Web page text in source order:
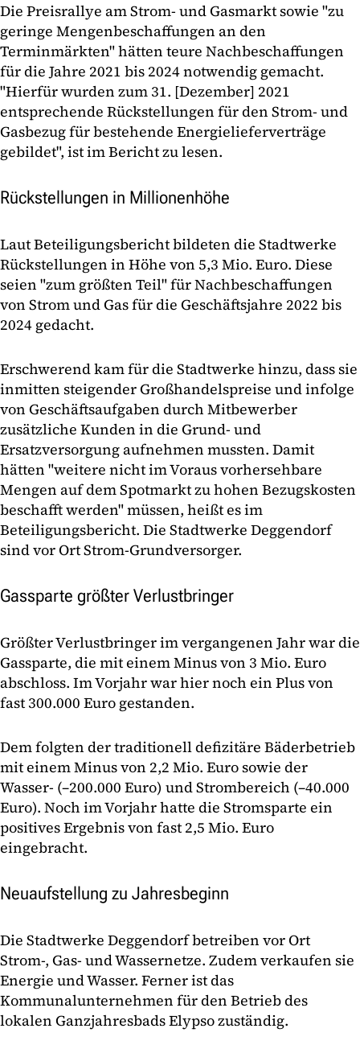
Die Preisrallye am Strom- und Gasmarkt sowie "zu
geringe Mengenbeschaffungen an den
Terminmärkten" hätten teure Nachbeschaffungen
für die Jahre 2021 bis 2024 notwendig gemacht.
"Hierfür wurden zum 31. [Dezember] 2021
entsprechende Rückstellungen für den Strom- und
Gasbezug für bestehende Energielieferverträge
gebildet", ist im Bericht zu lesen.
Rückstellungen in Millionenhöhe
Laut Beteiligungsbericht bildeten die Stadtwerke
Rückstellungen in Höhe von 5,3 Mio. Euro. Diese
seien "zum größten Teil" für Nachbeschaffungen
von Strom und Gas für die Geschäftsjahre 2022 bis
2024 gedacht.
Erschwerend kam für die Stadtwerke hinzu, dass sie
inmitten steigender Großhandelspreise und infolge
von Geschäftsaufgaben durch Mitbewerber
zusätzliche Kunden in die Grund- und
Ersatzversorgung aufnehmen mussten. Damit
hätten "weitere nicht im Voraus vorhersehbare
Mengen auf dem Spotmarkt zu hohen Bezugskosten
beschafft werden" müssen, heißt es im
Beteiligungsbericht. Die Stadtwerke Deggendorf
sind vor Ort Strom-Grundversorger.
Gassparte größter Verlustbringer
Größter Verlustbringer im vergangenen Jahr war die
Gassparte, die mit einem Minus von 3 Mio. Euro
abschloss. Im Vorjahr war hier noch ein Plus von
fast 300.000 Euro gestanden.
Dem folgten der traditionell defizitäre Bäderbetrieb
mit einem Minus von 2,2 Mio. Euro sowie der
Wasser- (–200.000 Euro) und Strombereich (–40.000
Euro). Noch im Vorjahr hatte die Stromsparte ein
positives Ergebnis von fast 2,5 Mio. Euro
eingebracht.
Neuaufstellung zu Jahresbeginn
Die Stadtwerke Deggendorf betreiben vor Ort
Strom-, Gas- und Wassernetze. Zudem verkaufen sie
Energie und Wasser. Ferner ist das
Kommunalunternehmen für den Betrieb des
lokalen Ganzjahresbads Elypso zuständig.